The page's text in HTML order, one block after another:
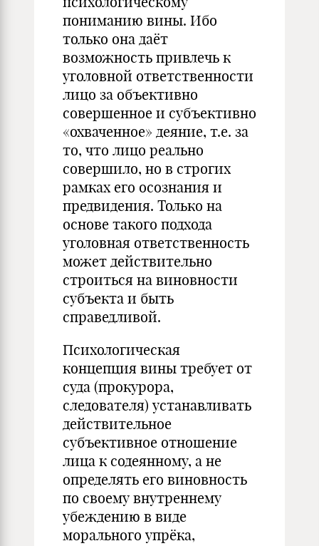
пониманию вины. Ибо
только она даёт
возможность привлечь к
уголовной ответственности
лицо за объективно
совершенное и субъективно
«охваченное» деяние, т.е. за
то, что лицо реально
совершило, но в строгих
рамках его осознания и
предвидения. Только на
основе такого подхода
уголовная ответственность
может действительно
строиться на виновности
субъекта и быть
справедливой.
Психологическая
концепция вины требует от
суда (прокурора,
следователя) устанавливать
действительное
субъективное отношение
лица к содеянному, а не
определять его виновность
по своему внутреннему
убеждению в виде
морального упрёка,